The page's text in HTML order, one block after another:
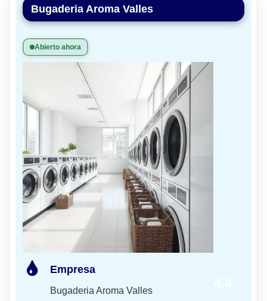
Bugaderia Aroma Valles
Abierto ahora
Empresa
Bugaderia Aroma Valles